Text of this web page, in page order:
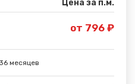
Цена за п.м.
от 796 ₽
месяцев
специалист свяжется с